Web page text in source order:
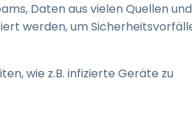
Daten aus vielen Quellen und
werden, um
wie z.B. infizierte Geräte zu